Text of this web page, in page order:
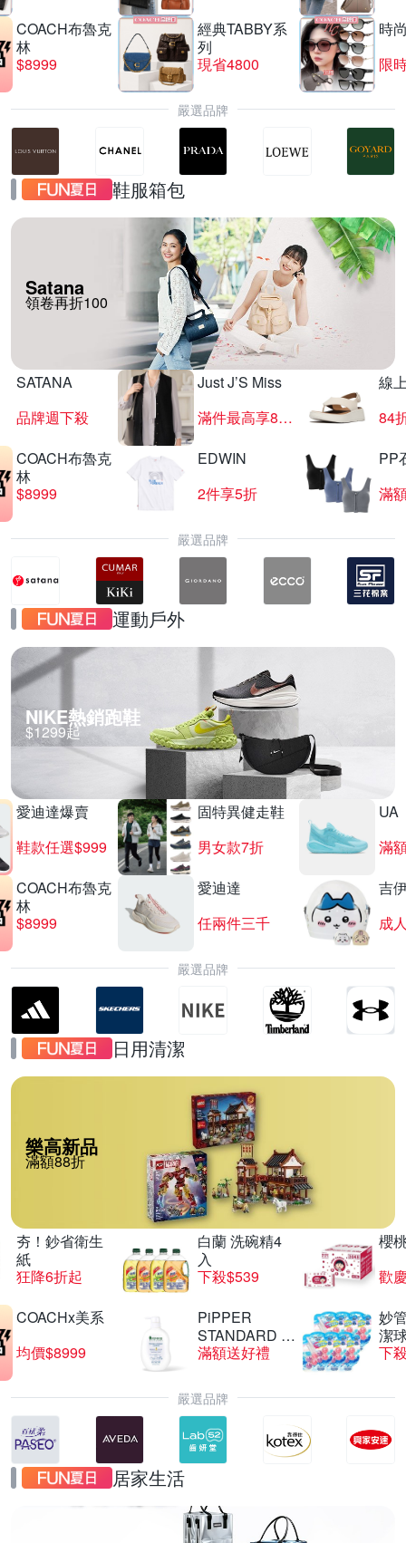
TISSOT 天梭表結帳8折
滿1件享8折
COACH布魯克
林
$8999
經典TABBY系
列
現省4800
時
限
嚴選品牌
鞋服箱包
Satana
領卷再折100
SATANA
品牌週下殺
Just J’S Miss
滿件最高享85折
線
84
COACH布魯克
林
$8999
EDWIN
2件享5折
PP
滿
嚴選品牌
運動戶外
NIKE熱銷跑鞋
$1299起
愛迪達爆賣
鞋款任選$999
固特異健走鞋
男女款7折
UA
滿
COACH布魯克
林
$8999
愛迪達
任兩件三千
吉
嚴選品牌
日用清潔
樂高新品
滿額88折
夯！鈔省衛生
紙
狂降6折起
白蘭 洗碗精4
入
下殺$539
櫻
歡
COACHx美系
均價$8999
PiPPER
STANDARD 沛
柏
滿額送好禮
妙
潔
下
嚴選品牌
居家生活